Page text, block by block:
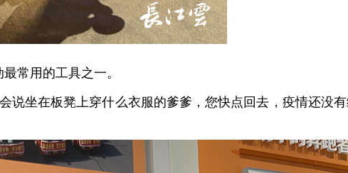
常用的工具之一。
坐在板凳上穿什么衣服的爹爹，您快点回去，疫情还没